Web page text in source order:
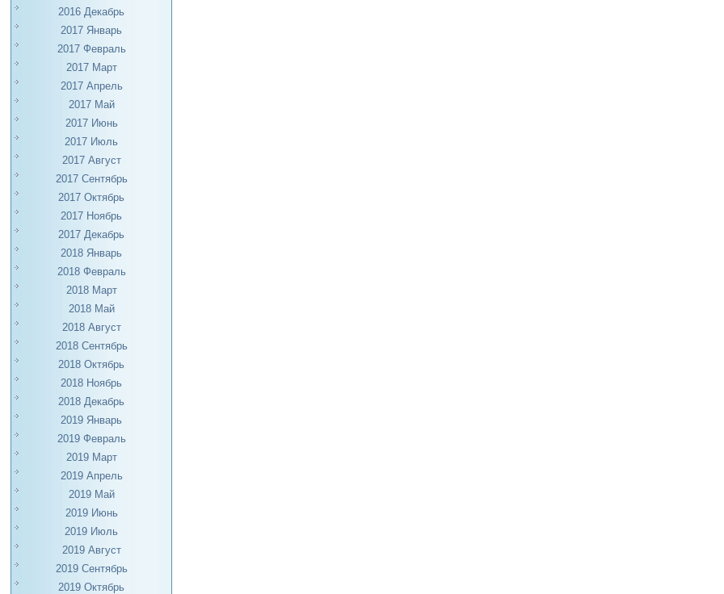
2016 Декабрь
2017 Январь
2017 Февраль
2017 Март
2017 Апрель
2017 Май
2017 Июнь
2017 Июль
2017 Август
2017 Сентябрь
2017 Октябрь
2017 Ноябрь
2017 Декабрь
2018 Январь
2018 Февраль
2018 Март
2018 Май
2018 Август
2018 Сентябрь
2018 Октябрь
2018 Ноябрь
2018 Декабрь
2019 Январь
2019 Февраль
2019 Март
2019 Апрель
2019 Май
2019 Июнь
2019 Июль
2019 Август
2019 Сентябрь
2019 Октябрь